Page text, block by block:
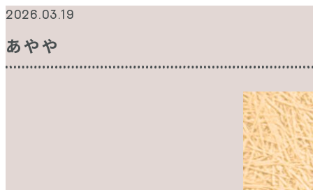
2026.03.19
あやや